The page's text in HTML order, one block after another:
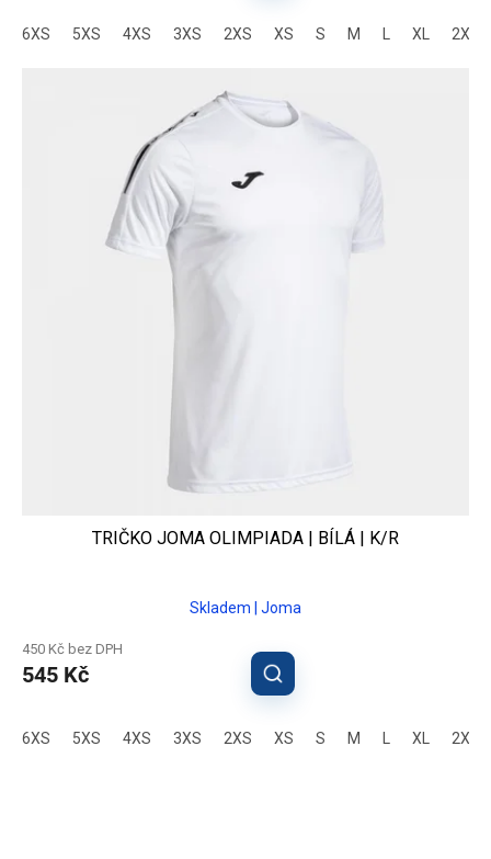
6XS 5XS 4XS 3XS 2XS XS S M L XL 2XL
TRIČKO JOMA OLIMPIADA | BÍLÁ | K/R
Skladem | Joma
450 Kč bez DPH
545 Kč
6XS 5XS 4XS 3XS 2XS XS S M L XL 2XL